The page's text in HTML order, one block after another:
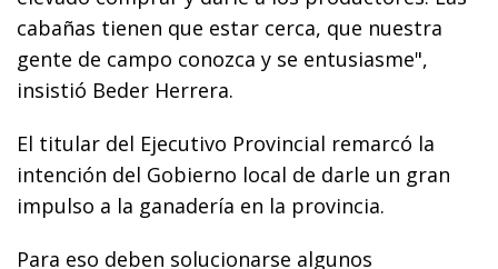
cabañas tienen que estar cerca, que nuestra
gente de campo conozca y se entusiasme",
insistió Beder Herrera.
El titular del Ejecutivo Provincial remarcó la
intención del Gobierno local de darle un gran
impulso a la ganadería en la provincia.
Para eso deben solucionarse algunos